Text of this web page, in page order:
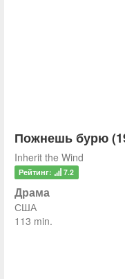
Пожнешь бурю
Inherit the Wind
Рейтинг: 7.2
Драма
США
113 min.